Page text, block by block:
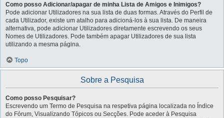
Como posso Adicionar/apagar de minha Lista de Amigos e Inimigos?
Pode adicionar Utilizadores na sua lista de duas formas. Através do Perfil de
cada Utilizador, existe um atalho para adicioná-los à sua lista. De maneira
alternativa, pode adicionar Utilizadores diretamente escrevendo os seus
Nomes de Utilizadores. Pode também apagar Utilizadores de sua lista
utilizando a mesma página.
Topo
Sobre a Pesquisa
Como posso Pesquisar?
Escrevendo um Termo de Pesquisa na respetiva página localizada no Índice
do Fórum, Visualizando Tópicos ou Secções. Pode aceder à Pesquisa